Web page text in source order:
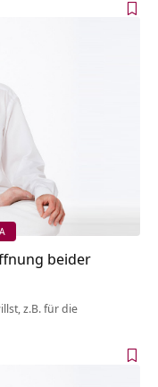
beider
z.B. für die